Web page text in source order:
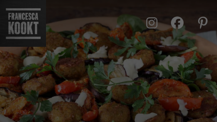
naar
inhoud